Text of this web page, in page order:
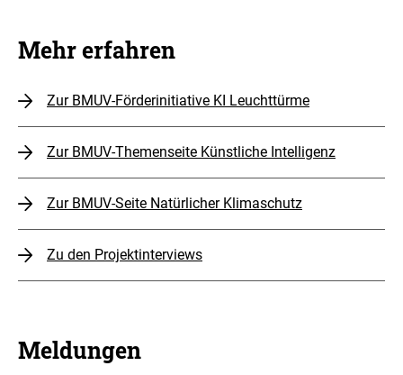
Mehr erfahren
Zur BMUV-Förderinitiative KI Leuchttürme
Zur BMUV-Themenseite Künstliche Intelligenz
Zur BMUV-Seite Natürlicher Klimaschutz
Zu den Projektinterviews
Meldungen